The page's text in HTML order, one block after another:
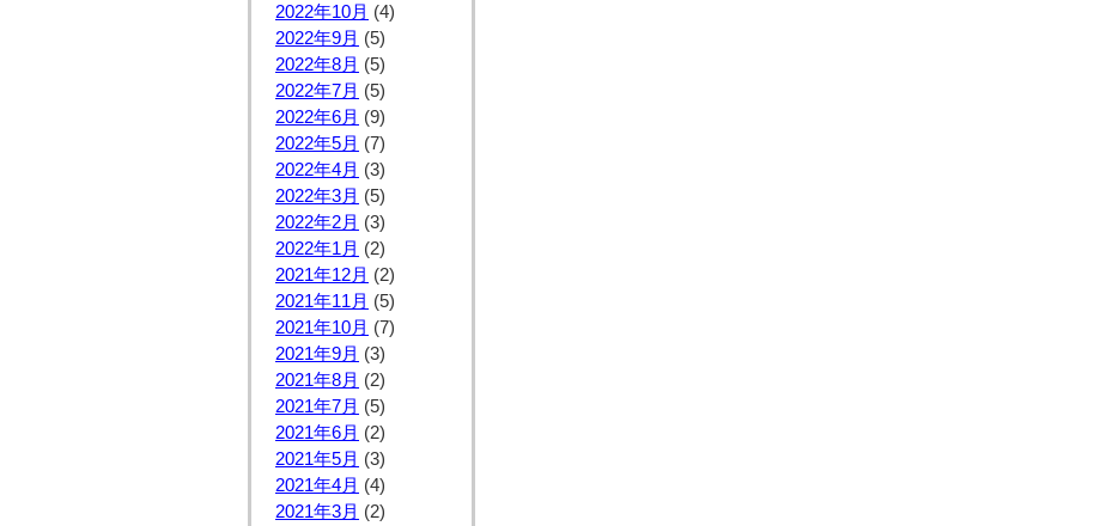
2022年10月 (4)
2022年9月 (5)
2022年8月 (5)
2022年7月 (5)
2022年6月 (9)
2022年5月 (7)
2022年4月 (3)
2022年3月 (5)
2022年2月 (3)
2022年1月 (2)
2021年12月 (2)
2021年11月 (5)
2021年10月 (7)
2021年9月 (3)
2021年8月 (2)
2021年7月 (5)
2021年6月 (2)
2021年5月 (3)
2021年4月 (4)
2021年3月 (2)